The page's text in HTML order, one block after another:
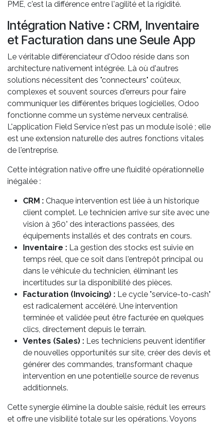
PME, c'est la différence entre l'agilité et la rigidité.
Intégration Native : CRM, Inventaire
et Facturation dans une Seule App
Le véritable différenciateur d'Odoo réside dans son
architecture nativement intégrée. Là où d'autres
solutions nécessitent des "connecteurs" coûteux,
complexes et souvent sources d'erreurs pour faire
communiquer les différentes briques logicielles, Odoo
fonctionne comme un système nerveux centralisé.
L'application Field Service n'est pas un module isolé ; elle
est une extension naturelle des autres fonctions vitales
de l'entreprise.
Cette intégration native offre une fluidité opérationnelle
inégalée :
CRM : Chaque intervention est liée à un historique
client complet. Le technicien arrive sur site avec une
vision à 360° des interactions passées, des
équipements installés et des contrats en cours.
Inventaire : La gestion des stocks est suivie en
temps réel, que ce soit dans l'entrepôt principal ou
dans le véhicule du technicien, éliminant les
incertitudes sur la disponibilité des pièces.
Facturation (Invoicing) : Le cycle "service-to-cash"
est radicalement accéléré. Une intervention
terminée et validée peut être facturée en quelques
clics, directement depuis le terrain.
Ventes (Sales) : Les techniciens peuvent identifier
de nouvelles opportunités sur site, créer des devis et
générer des commandes, transformant chaque
intervention en une potentielle source de revenus
additionnels.
Cette synergie élimine la double saisie, réduit les erreurs
et offre une visibilité totale sur les opérations. Voyons